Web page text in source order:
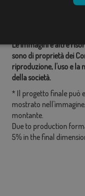
Le immagini e altre
sono di proprietà dei
riproduzione, l'uso e la
della società.
* Il progetto finale può
mostrato
montante.
Due to production
5% in the final